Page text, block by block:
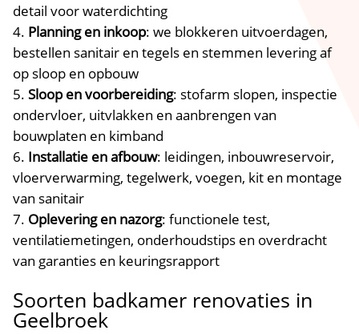
detail voor waterdichting
Planning en inkoop: we blokkeren uitvoerdagen,
bestellen sanitair en tegels en stemmen levering af
op sloop en opbouw
Sloop en voorbereiding: stofarm slopen, inspectie
ondervloer, uitvlakken en aanbrengen van
bouwplaten en kimband
Installatie en afbouw: leidingen, inbouwreservoir,
vloerverwarming, tegelwerk, voegen, kit en montage
van sanitair
Oplevering en nazorg: functionele test,
ventilatiemetingen, onderhoudstips en overdracht
van garanties en keuringsrapport
Soorten badkamer renovaties in
Geelbroek